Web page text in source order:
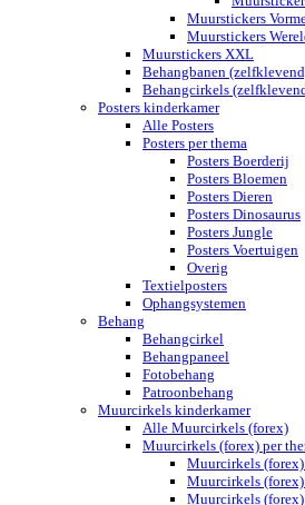
Muurstickers
Muurstickers
Muurstickers XXL
Behangbanen
Behangcirkels
Posters kinderkamer
Alle Posters
Posters per thema
Posters Boerderij
Posters Bloemen
Posters Dieren
Posters Dinosaurus
Posters Jungle
Posters Voertuigen
Overig
Textielposters
Ophangsystemen
Behang
Behangcirkel
Behangpaneel
Fotobehang
Patroonbehang
Muurcirkels kinderkamer
Alle Muurcirkels (forex)
Muurcirkels (forex) per
Muurcirkels
Muurcirkels (forex)
Muurcirkels (forex)